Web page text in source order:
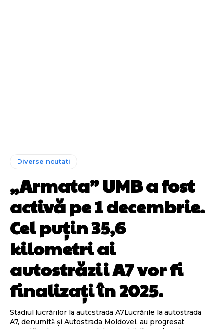
Diverse noutati
„Armata” UMB a fost
activă pe 1 decembrie.
Cel puțin 35,6
kilometri ai
autostrăzii A7 vor fi
finalizați în 2025.
Stadiul lucrărilor la autostrada A7Lucrările la autostrada
A7, denumită și Autostrada Moldovei, au progresat